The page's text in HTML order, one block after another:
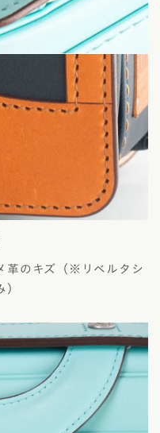
革のキズ（※リベルタシ
）